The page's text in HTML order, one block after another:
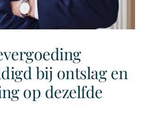
bij ontslag en
op dezelfde